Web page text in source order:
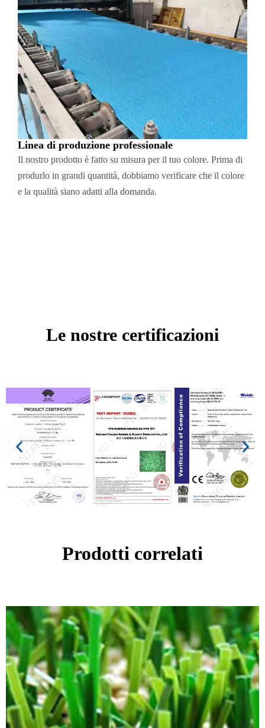
Linea di produzione professionale
Il nostro prodotto è fatto su misura per il tuo colore. Prima di
produrlo in grandi quantità, dobbiamo verificare che il colore
e la qualità siano adatti alla domanda.
Le nostre certificazioni
Prodotti correlati